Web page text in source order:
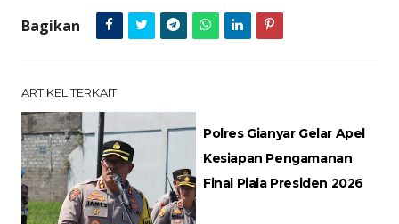
Bagikan
ARTIKEL TERKAIT
Polres Gianyar Gelar Apel
Kesiapan Pengamanan
Final Piala Presiden 2026